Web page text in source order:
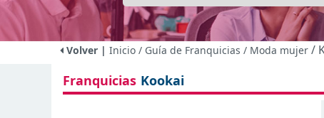
Volver | Inicio / Guía de Franquicias / Moda mujer /
Franquicias Kookai